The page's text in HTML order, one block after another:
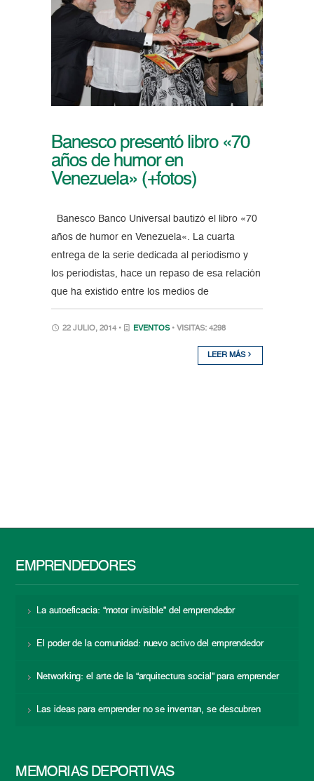
Banesco presentó libro «70
años de humor en
Venezuela» (+fotos)
Banesco Banco Universal bautizó el libro «70
años de humor en Venezuela«. La cuarta
entrega de la serie dedicada al periodismo y
los periodistas, hace un repaso de esa relación
que ha existido entre los medios de
22 JULIO, 2014 • EVENTOS • VISITAS: 4298
LEER MÁS
EMPRENDEDORES
La autoeficacia: “motor invisible” del emprendedor
El poder de la comunidad: nuevo activo del emprendedor
Networking: el arte de la “arquitectura social” para emprender
Las ideas para emprender no se inventan, se descubren
MEMORIAS DEPORTIVAS